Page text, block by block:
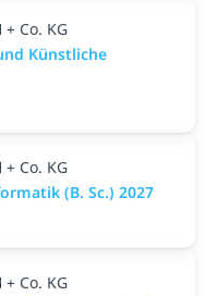
Co. KG
Künstliche
Co. KG
(B. Sc.) 2027
Co. KG